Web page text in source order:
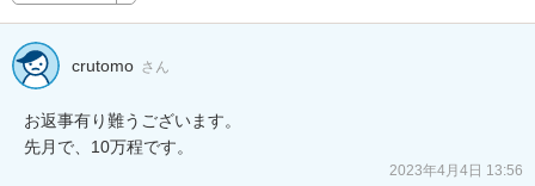
crutomo さん
お返事有り難うございます。
先月で、10万程です。
2023年4月4日 13:56